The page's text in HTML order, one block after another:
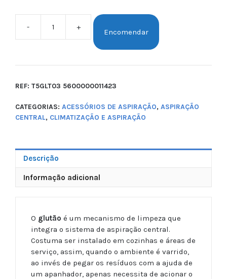
- +
Encomendar
REF: T5GLT03 5600000011423
CATEGORIAS: ACESSÓRIOS DE ASPIRAÇÃO, ASPIRAÇÃO
CENTRAL, CLIMATIZAÇÃO E ASPIRAÇÃO
Descrição
Informação adicional
O glutão é um mecanismo de limpeza que
integra o sistema de aspiração central.
Costuma ser instalado em cozinhas e áreas de
serviço, assim, quando o ambiente é varrido,
ao invés de pegar os resíduos com a ajuda de
um apanhador, apenas necessita de acionar o